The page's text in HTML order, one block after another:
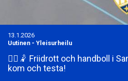
13.1.2026
Uutinen - Yleisurheilu
🏃‍♀️🤾 Friidrott och handboll i
kom och testa!